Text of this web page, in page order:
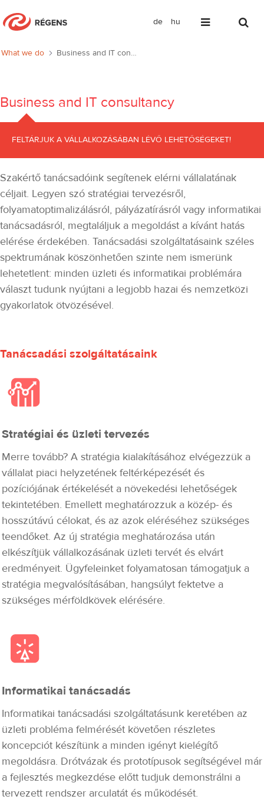
de hu
Business consultancy
What we do Business and IT consultancy
Business and IT consultancy
FELTÁRJUK A VÁLLALKOZÁSÁBAN LÉVŐ LEHETŐSÉGEKET!
Szakértő tanácsadóink segítenek elérni vállalatának
céljait. Legyen szó stratégiai tervezésről,
folyamatoptimalizálásról, pályázatírásról vagy informatikai
tanácsadásról, megtaláljuk a megoldást a kívánt hatás
elérése érdekében. Tanácsadási szolgáltatásaink széles
spektrumának köszönhetően szinte nem ismerünk
lehetetlent: minden üzleti és informatikai problémára
választ tudunk nyújtani a legjobb hazai és nemzetközi
gyakorlatok ötvözésével.
Tanácsadási szolgáltatásaink
Stratégiai és üzleti tervezés
Merre tovább? A stratégia kialakításához elvégezzük a
vállalat piaci helyzetének feltérképezését és
pozíciójának értékelését a növekedési lehetőségek
tekintetében. Emellett meghatározzuk a közép- és
hosszútávú célokat, és az azok eléréséhez szükséges
teendőket. Az új stratégia meghatározása után
elkészítjük vállalkozásának üzleti tervét és elvárt
eredményeit. Ügyfeleinket folyamatosan támogatjuk a
stratégia megvalósításában, hangsúlyt fektetve a
szükséges mérföldkövek elérésére.
Informatikai tanácsadás
Informatikai tanácsadási szolgáltatásunk keretében az
üzleti probléma felmérését követően részletes
koncepciót készítünk a minden igényt kielégítő
megoldásra. Drótvázak és prototípusok segítségével már
a fejlesztés megkezdése előtt tudjuk demonstrálni a
tervezett rendszer arculatát és működését.